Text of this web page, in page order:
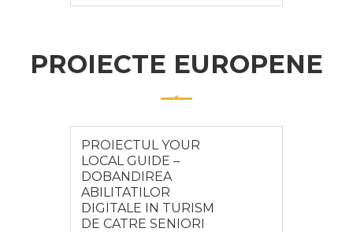
PROIECTE EUROPENE
PROIECTUL YOUR
LOCAL GUIDE –
DOBANDIREA
ABILITATILOR
DIGITALE IN TURISM
DE CATRE SENIORI